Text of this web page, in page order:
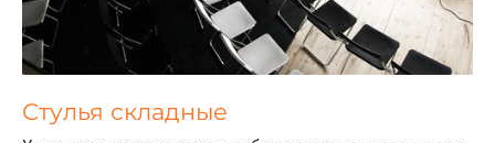
Стулья складные